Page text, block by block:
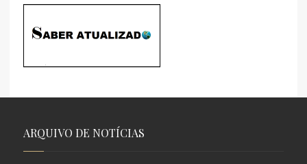
ARQUIVO DE NOTÍCIAS